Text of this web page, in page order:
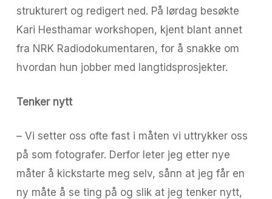
strukturert og redigert ned. På lørdag besøkte
Kari Hesthamar workshopen, kjent blant annet
fra NRK Radiodokumentaren, for å snakke om
hvordan hun jobber med langtidsprosjekter.
Tenker nytt
– Vi setter oss ofte fast i måten vi uttrykker oss
på som fotografer. Derfor leter jeg etter nye
måter å kickstarte meg selv, sånn at jeg får en
ny måte å se ting på og slik at jeg tenker nytt,